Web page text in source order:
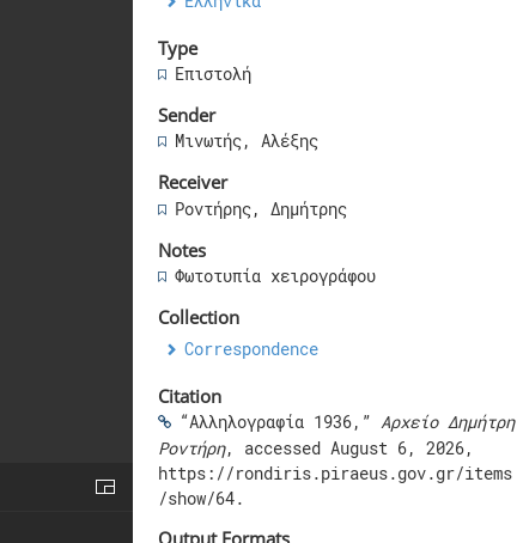
Type
Επιστολή
Sender
Μινωτής, Αλέξης
Receiver
Ροντήρης, Δημήτρης
Notes
Φωτοτυπία χειρογράφου
Collection
Correspondence
Citation
“Αλληλογραφία 1936,”Αρχείο Δημήτρη
Ροντήρη, accessed August 6, 2026,
https://rondiris.piraeus.gov.gr/items
/show/64.